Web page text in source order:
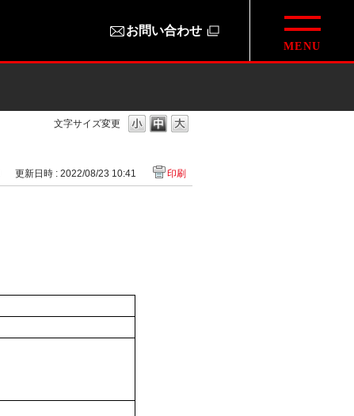
お問い合わせ
文字サイズ変更
更新日時 : 2022/08/23 10:41 印刷